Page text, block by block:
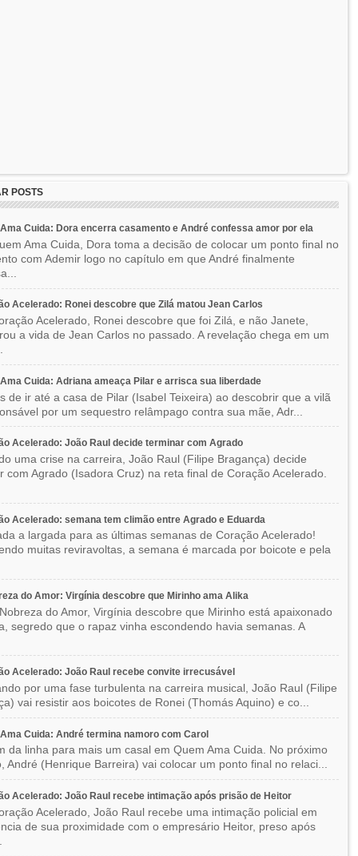
POSTS
Cuida: Dora encerra casamento e André confessa amor por ela
Ama Cuida, Dora toma a decisão de colocar um ponto final no
com Ademir logo no capítulo em que André finalmente
Acelerado: Ronei descobre que Zilá matou Jean Carlos
Acelerado, Ronei descobre que foi Zilá, e não Janete,
a vida de Jean Carlos no passado. A revelação chega em um
Cuida: Adriana ameaça Pilar e arrisca sua liberdade
de ir até a casa de Pilar (Isabel Teixeira) ao descobrir que a vilã
por um sequestro relâmpago contra sua mãe, Adr...
Acelerado: João Raul decide terminar com Agrado
uma crise na carreira, João Raul (Filipe Bragança) decide
com Agrado (Isadora Cruz) na reta final de Coração Acelerado.
Acelerado: semana tem climão entre Agrado e Eduarda
a largada para as últimas semanas de Coração Acelerado!
muitas reviravoltas, a semana é marcada por boicote e pela
do Amor: Virgínia descobre que Mirinho ama Alika
do Amor, Virgínia descobre que Mirinho está apaixonado
segredo que o rapaz vinha escondendo havia semanas. A
Acelerado: João Raul recebe convite irrecusável
por uma fase turbulenta na carreira musical, João Raul (Filipe
vai resistir aos boicotes de Ronei (Thomás Aquino) e co...
Cuida: André termina namoro com Carol
da linha para mais um casal em Quem Ama Cuida. No próximo
André (Henrique Barreira) vai colocar um ponto final no relaci...
Acelerado: João Raul recebe intimação após prisão de Heitor
Acelerado, João Raul recebe uma intimação policial em
de sua proximidade com o empresário Heitor, preso após